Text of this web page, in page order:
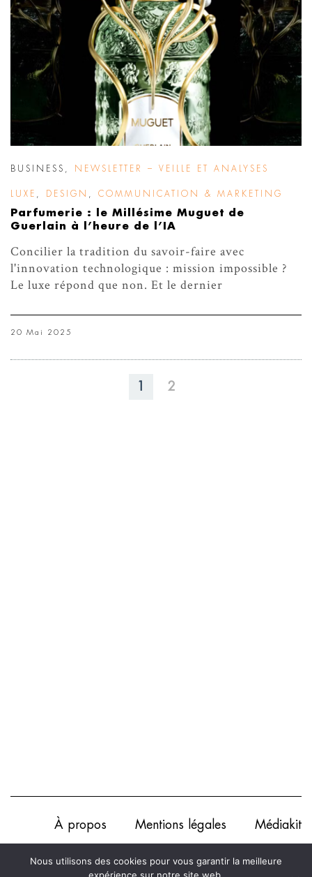
BUSINESS NEWSLETTER – VEILLE ET ANALYSES
LUXE DESIGN COMMUNICATION & MARKETING
Parfumerie : le Millésime Muguet de
Guerlain à l’heure de l’IA
Concilier la tradition du savoir-faire avec
l'innovation technologique : mission impossible ?
Le luxe répond que non. Et le dernier
20 Mai 2025
1 2
À propos Mentions légales Médiakit
Nous utilisons des cookies pour vous garantir la meilleure